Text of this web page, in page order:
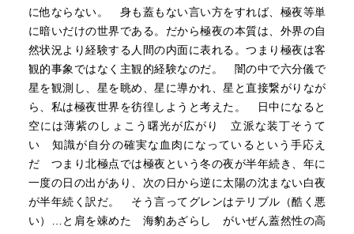
に他ならない。 身も蓋もない言い方をすれば、極夜等単
に暗いだけの世界である。だから極夜の本質は、外界の自
然状況より経験する人間の内面に表れる。つまり極夜は客
観的事象ではなく主観的経験なのだ。 闇の中で六分儀で
星を観測し、星を眺め、星に導かれ、星と直接繋がりなが
ら、私は極夜世界を彷徨しようと考えた。 日中になると
空には薄紫のしょこう曙光が広がり 立派な装丁そうて
い 知識が自分の確実な血肉になっているという手応え
だ つまり北極点では極夜という冬の夜が半年続き、年に
一度の日の出があり、次の日から逆に太陽の沈まない白夜
が半年続く訳だ。 そう言ってグレンはテリブル（酷く悪
い）…と肩を竦めた 海豹あざらし がいぜん蓋然性の高